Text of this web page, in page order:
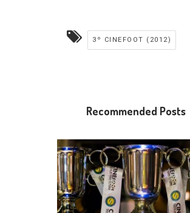
3º CINEFOOT (2012)
Recommended Posts